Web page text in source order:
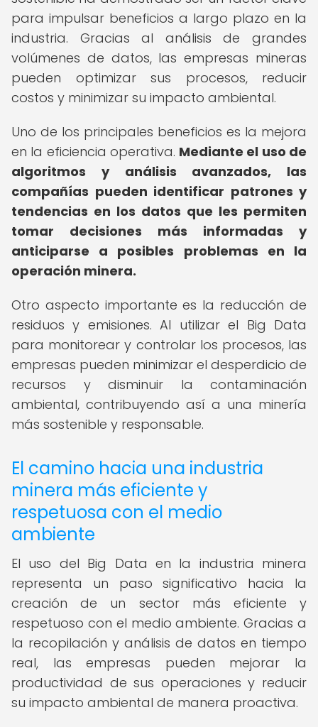
para impulsar beneficios a largo plazo en la
industria. Gracias al análisis de grandes
volúmenes de datos, las empresas mineras
pueden optimizar sus procesos, reducir
costos y minimizar su impacto ambiental.
Uno de los principales beneficios es la mejora
en la eficiencia operativa. Mediante el uso de
algoritmos y análisis avanzados, las
compañías pueden identificar patrones y
tendencias en los datos que les permiten
tomar decisiones más informadas y
anticiparse a posibles problemas en la
operación minera.
Otro aspecto importante es la reducción de
residuos y emisiones. Al utilizar el Big Data
para monitorear y controlar los procesos, las
empresas pueden minimizar el desperdicio de
recursos y disminuir la contaminación
ambiental, contribuyendo así a una minería
más sostenible y responsable.
El camino hacia una industria
minera más eficiente y
respetuosa con el medio
ambiente
El uso del Big Data en la industria minera
representa un paso significativo hacia la
creación de un sector más eficiente y
respetuoso con el medio ambiente. Gracias a
la recopilación y análisis de datos en tiempo
real, las empresas pueden mejorar la
productividad de sus operaciones y reducir
su impacto ambiental de manera proactiva.